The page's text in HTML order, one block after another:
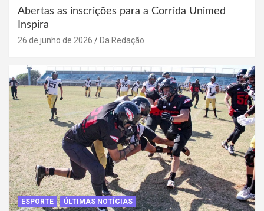
Abertas as inscrições para a Corrida Unimed
Inspira
26 de junho de 2026 Da Redação
ESPORTE ÚLTIMAS NOTÍCIAS